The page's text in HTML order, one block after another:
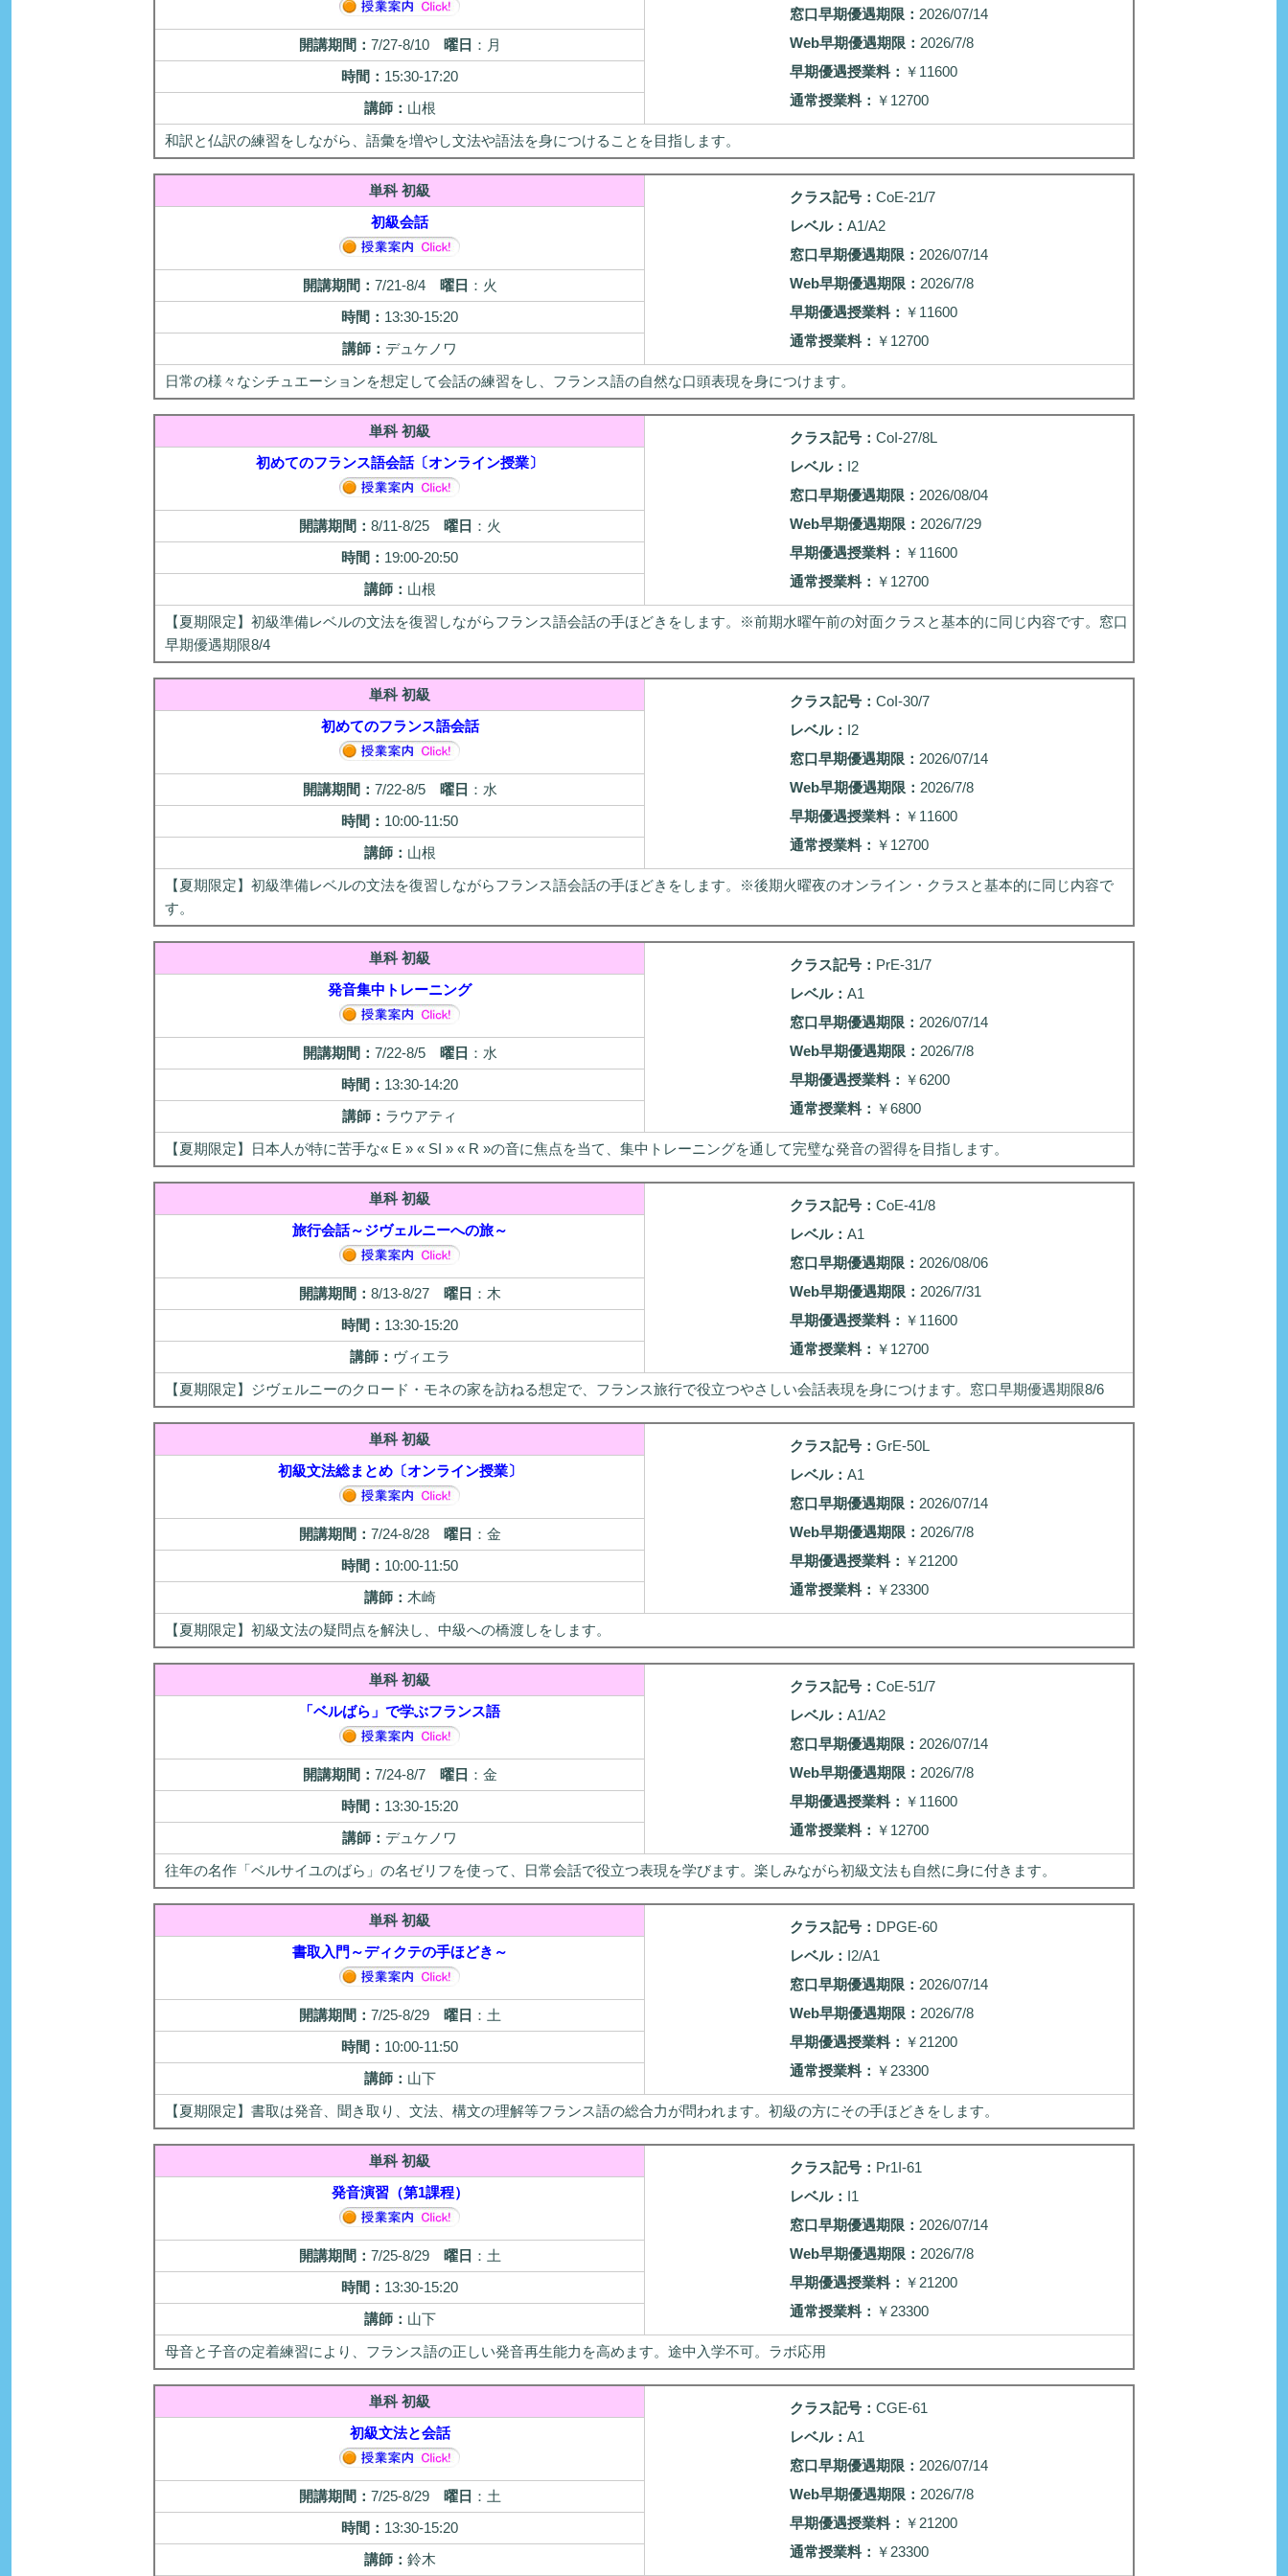
窓口早期優遇期限： 2026/07/14
Web早期優遇期限： 2026/7/8
早期優遇授業料： ￥11600
通常授業料： ￥12700
開講期間： 7/27-8/10 曜日 ：月
時間： 15:30-17:20
講師： 山根
和訳と仏訳の練習をしながら、語彙を増やし文法や語法を身につけることを目指します。
単科 初級 クラス記号： CoE-21/7
レベル： A1/A2
窓口早期優遇期限： 2026/07/14
Web早期優遇期限： 2026/7/8
早期優遇授業料： ￥11600
通常授業料： ￥12700
初級会話
開講期間： 7/21-8/4 曜日 ：火
時間： 13:30-15:20
講師： デュケノワ
日常の様々なシチュエーションを想定して会話の練習をし、フランス語の自然な口頭表現を身につけます。
単科 初級 クラス記号： CoI-27/8L
レベル： I2
窓口早期優遇期限： 2026/08/04
Web早期優遇期限： 2026/7/29
早期優遇授業料： ￥11600
通常授業料： ￥12700
初めてのフランス語会話〔オンライン授業〕
開講期間： 8/11-8/25 曜日 ：火
時間： 19:00-20:50
講師： 山根
【夏期限定】初級準備レベルの文法を復習しながらフランス語会話の手ほどきをします。※前期水曜午前の対面クラスと基本的に同じ内容です。窓口
早期優遇期限8/4
単科 初級 クラス記号： CoI-30/7
レベル： I2
窓口早期優遇期限： 2026/07/14
Web早期優遇期限： 2026/7/8
早期優遇授業料： ￥11600
通常授業料： ￥12700
初めてのフランス語会話
開講期間： 7/22-8/5 曜日 ：水
時間： 10:00-11:50
講師： 山根
【夏期限定】初級準備レベルの文法を復習しながらフランス語会話の手ほどきをします。※後期火曜夜のオンライン・クラスと基本的に同じ内容で
す。
単科 初級 クラス記号： PrE-31/7
レベル： A1
窓口早期優遇期限： 2026/07/14
Web早期優遇期限： 2026/7/8
早期優遇授業料： ￥6200
通常授業料： ￥6800
発音集中トレーニング
開講期間： 7/22-8/5 曜日 ：水
時間： 13:30-14:20
講師： ラウアティ
【夏期限定】日本人が特に苦手な« E » « SI » « R »の音に焦点を当て、集中トレーニングを通して完璧な発音の習得を目指します。
単科 初級 クラス記号： CoE-41/8
レベル： A1
窓口早期優遇期限： 2026/08/06
Web早期優遇期限： 2026/7/31
早期優遇授業料： ￥11600
通常授業料： ￥12700
旅行会話～ジヴェルニーへの旅～
開講期間： 8/13-8/27 曜日 ：木
時間： 13:30-15:20
講師： ヴィエラ
【夏期限定】ジヴェルニーのクロード・モネの家を訪ねる想定で、フランス旅行で役立つやさしい会話表現を身につけます。窓口早期優遇期限8/6
単科 初級 クラス記号： GrE-50L
レベル： A1
窓口早期優遇期限： 2026/07/14
Web早期優遇期限： 2026/7/8
早期優遇授業料： ￥21200
通常授業料： ￥23300
初級文法総まとめ〔オンライン授業〕
開講期間： 7/24-8/28 曜日 ：金
時間： 10:00-11:50
講師： 木崎
【夏期限定】初級文法の疑問点を解決し、中級への橋渡しをします。
単科 初級 クラス記号： CoE-51/7
レベル： A1/A2
窓口早期優遇期限： 2026/07/14
Web早期優遇期限： 2026/7/8
早期優遇授業料： ￥11600
通常授業料： ￥12700
「ベルばら」で学ぶフランス語
開講期間： 7/24-8/7 曜日 ：金
時間： 13:30-15:20
講師： デュケノワ
往年の名作「ベルサイユのばら」の名ゼリフを使って、日常会話で役立つ表現を学びます。楽しみながら初級文法も自然に身に付きます。
単科 初級 クラス記号： DPGE-60
レベル： I2/A1
窓口早期優遇期限： 2026/07/14
Web早期優遇期限： 2026/7/8
早期優遇授業料： ￥21200
通常授業料： ￥23300
書取入門～ディクテの手ほどき～
開講期間： 7/25-8/29 曜日 ：土
時間： 10:00-11:50
講師： 山下
【夏期限定】書取は発音、聞き取り、文法、構文の理解等フランス語の総合力が問われます。初級の方にその手ほどきをします。
単科 初級 クラス記号： Pr1I-61
レベル： I1
窓口早期優遇期限： 2026/07/14
Web早期優遇期限： 2026/7/8
早期優遇授業料： ￥21200
通常授業料： ￥23300
発音演習（第1課程）
開講期間： 7/25-8/29 曜日 ：土
時間： 13:30-15:20
講師： 山下
母音と子音の定着練習により、フランス語の正しい発音再生能力を高めます。途中入学不可。ラボ応用
単科 初級 クラス記号： CGE-61
レベル： A1
窓口早期優遇期限： 2026/07/14
Web早期優遇期限： 2026/7/8
早期優遇授業料： ￥21200
通常授業料： ￥23300
初級文法と会話
開講期間： 7/25-8/29 曜日 ：土
時間： 13:30-15:20
講師： 鈴木